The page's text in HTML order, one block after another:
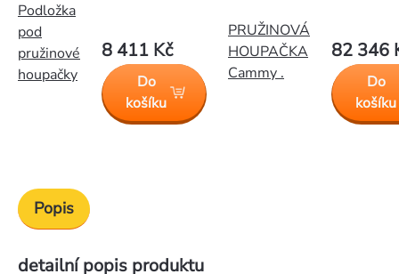
Podložka
pod
pružinové
houpačky
8 411 Kč
Do
košíku
PRUŽINOVÁ
HOUPAČKA
Cammy .
82 346
Do
košíku
Popis
detailní popis produktu